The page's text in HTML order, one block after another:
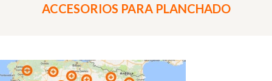
ACCESORIOS PARA PLANCHADO